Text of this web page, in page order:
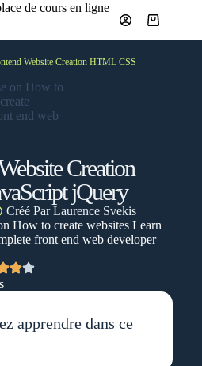
Website Creation HTML CSS
Creation
jQuery
Créé ParLaurence Svekis
How to create websites Learn
front end web developer
apprendre dans ce